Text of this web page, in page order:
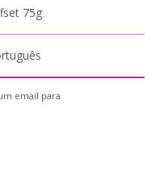
75g
email para